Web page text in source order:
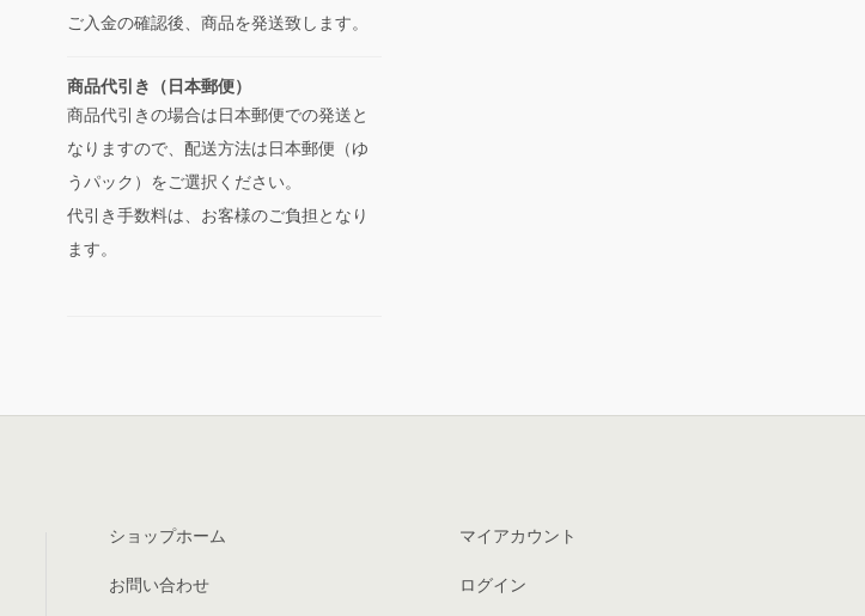
ご入金の確認後、商品を発送致します。
商品代引き（日本郵便）
商品代引きの場合は日本郵便での発送と
なりますので、配送方法は日本郵便（ゆ
うパック）をご選択ください。
代引き手数料は、お客様のご負担となり
ます。
ショップホーム
お問い合わせ
マイアカウント
ログイン